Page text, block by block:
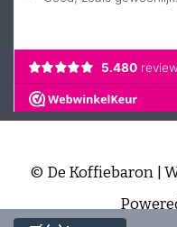
© De Koffiebaron |